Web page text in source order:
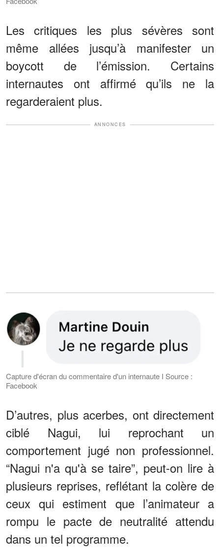
Les critiques les plus sévères sont
même allées jusqu’à manifester un
boycott de l’émission. Certains
internautes ont affirmé qu’ils ne la
regarderaient plus.
ANNONCES
Capture d'écran du commentaire d'un internaute I Source :
Facebook
D’autres, plus acerbes, ont directement
ciblé Nagui, lui reprochant un
comportement jugé non professionnel.
“Nagui n'a qu'à se taire”, peut-on lire à
plusieurs reprises, reflétant la colère de
ceux qui estiment que l’animateur a
rompu le pacte de neutralité attendu
dans un tel programme.